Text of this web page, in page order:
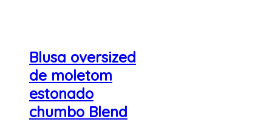
Blusa oversized
de moletom
estonado
chumbo Blend